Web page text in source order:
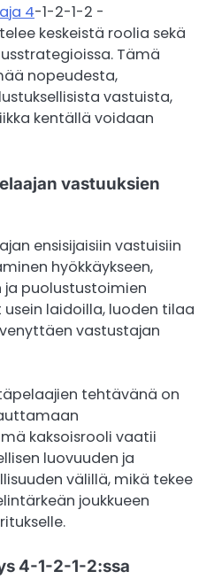
4-1-2-1-2 -
keskeistä roolia sekä
Tämä
nopeudesta,
vastuista,
kentällä voidaan
vastuuksien
ensisijaisiin vastuisiin
hyökkäykseen,
ja puolustustoimien
laidoilla, luoden tilaa
vastustajan
tehtävänä on
kaksoisrooli vaatii
luovuuden ja
välillä, mikä tekee
joukkueen
4-1-2-1-2:ssa